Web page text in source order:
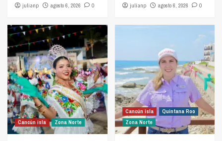
julianp agosto 6, 2026 0 julianp agosto 6, 2026 0
Cancún isla Zona Norte
Cancún isla
Quintana Roo
Zona Norte